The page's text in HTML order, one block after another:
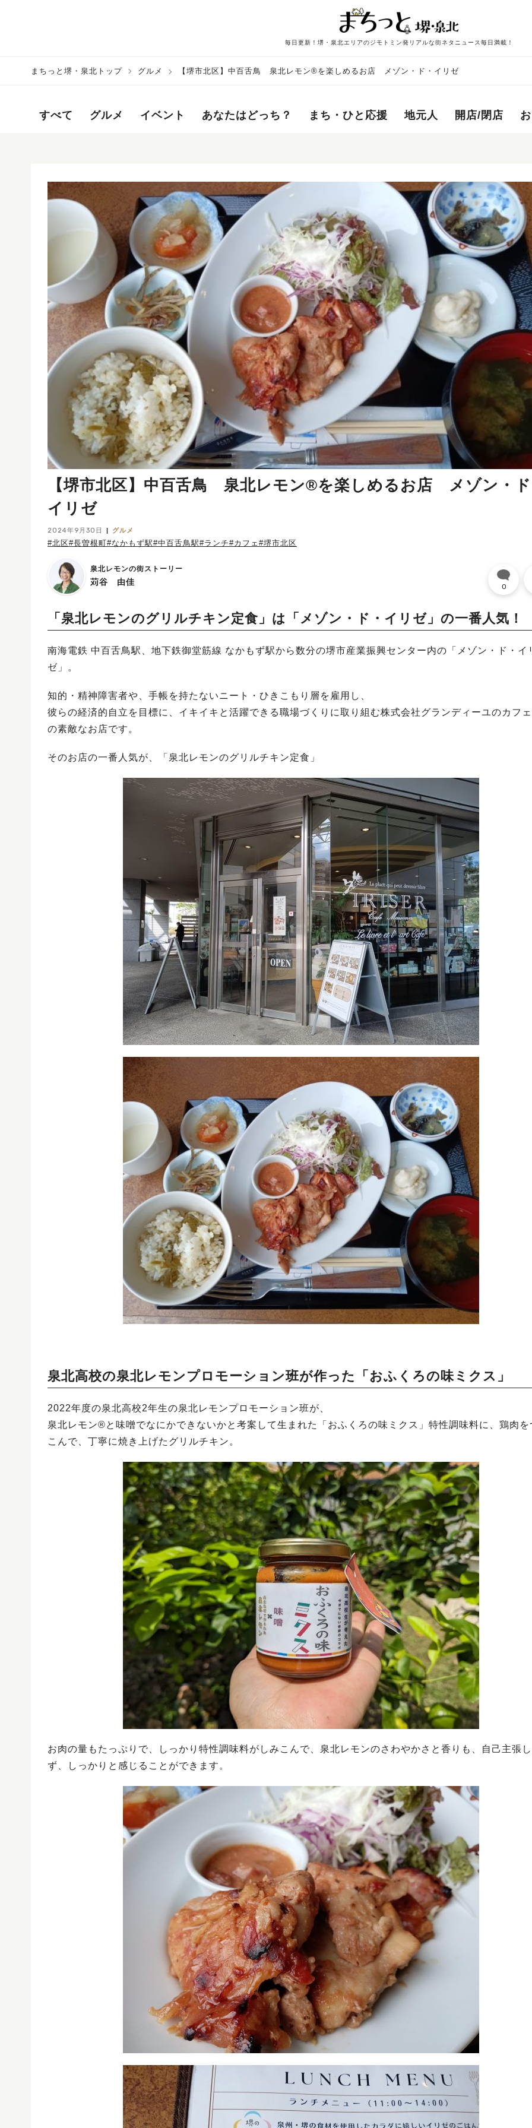
毎日更新！堺・泉北エリアのジモトミン発リアルな街ネタニュース毎日満載！
まちっと堺・泉北トップ グルメ 【堺市北区】中百舌鳥 泉北レモン®を楽しめるお店 メゾン・ド・イリゼ
すべて グルメ イベント あなたはどっち？ まち・ひと応援 地元人 開店/閉店
【堺市北区】中百舌鳥 泉北レモン®を楽しめるお店 メゾン・
イリゼ
2024年9月30日 グルメ
#北区#長曽根町#なかもず駅#中百舌鳥駅#ランチ#カフェ #堺市北区
泉北レモンの街ストーリー
苅谷 由佳 0
「泉北レモンのグリルチキン定食」は「メゾン・ド・イリゼ」の一番人気！
南海電鉄 中百舌鳥駅、地下鉄御堂筋線 なかもず駅から数分の堺市産業振興センター内の「メゾン・ド・イ
ゼ」。
知的・精神障害者や、手帳を持たないニート・ひきこもり層を雇用し、
彼らの経済的自立を目標に、イキイキと活躍できる職場づくりに取り組む株式会社グランディーユのカフ
の素敵なお店です。
そのお店の一番人気が、「泉北レモンのグリルチキン定食」
泉北高校の泉北レモンプロモーション班が作った「おふくろの味ミクス」
2022年度の泉北高校2年生の泉北レモンプロモーション班が、
泉北レモン®と味噌でなにかできないかと考案して生まれた「おふくろの味ミクス」特性調味料に、鶏肉を
こんで、丁寧に焼き上げたグリルチキン。
お肉の量もたっぷりで、しっかり特性調味料がしみこんで、泉北レモンのさわやかさと香りも、自己主張
ず、しっかりと感じることができます。